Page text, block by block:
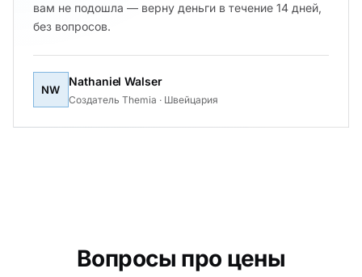
вам не подошла — верну деньги в течение 14 дней,
без вопросов.
NW
Nathaniel Walser
Создатель Themia · Швейцария
Вопросы про цены